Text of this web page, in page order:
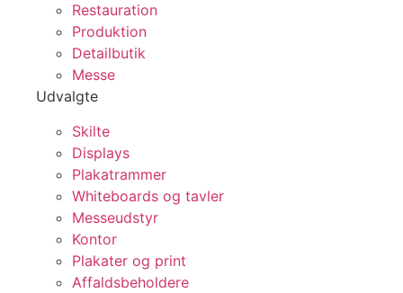
Restauration
Produktion
Detailbutik
Messe
Udvalgte
Skilte
Displays
Plakatrammer
Whiteboards og tavler
Messeudstyr
Kontor
Plakater og print
Affaldsbeholdere